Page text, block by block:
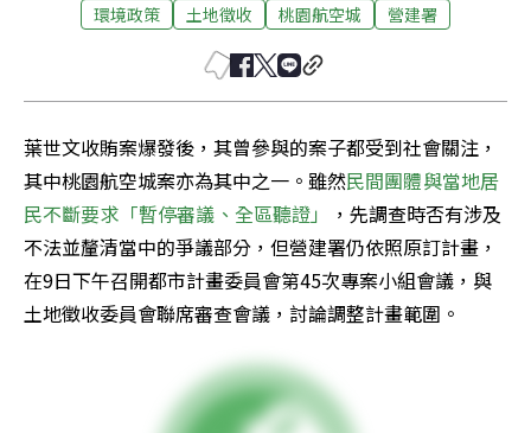
環境政策 土地徵收 桃園航空城 營建署
葉世文收賄案爆發後，其曾參與的案子都受到社會關注，
其中桃園航空城案亦為其中之一。雖然民間團體與當地居
民不斷要求「暫停審議、全區聽證」
，先調查時否有涉及
不法並釐清當中的爭議部分，但營建署仍依照原訂計畫，
在9日下午召開都市計畫委員會第45次專案小組會議，與
土地徵收委員會聯席審查會議，討論調整計畫範圍。